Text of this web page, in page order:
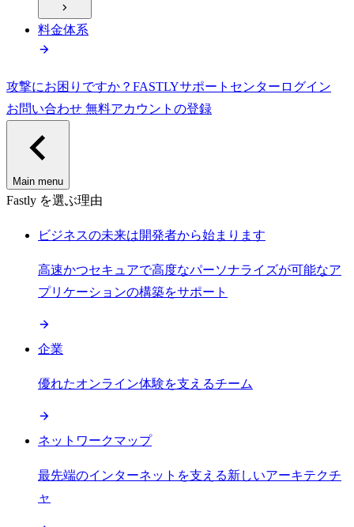
料金体系
攻撃にお困りですか？ FASTLYサポートセンター ログイン
お問い合わせ 無料アカウントの登録
Main menu
Fastly を選ぶ理由
ビジネスの未来は開発者から始まります
高速かつセキュアで高度なパーソナライズが可能なア
プリケーションの構築をサポート
企業
優れたオンライン体験を支えるチーム
ネットワークマップ
最先端のインターネットを支える新しいアーキテクチ
ャ